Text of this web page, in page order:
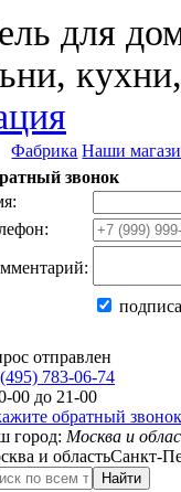
для
Фабрика Наши
звонок
отправлен
783-06-74
00 до 21-00
обратный звонок
город: Москва и
и областьСанкт-
Найти